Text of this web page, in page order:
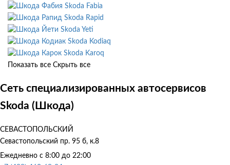
Skoda Fabia
Skoda Rapid
Skoda Yeti
Skoda Kodiaq
Skoda Karoq
Показать все Скрыть все
Сеть специализированных автосервисов
Skoda (Шкода)
СЕВАСТОПОЛЬСКИЙ
Севастопольский пр. 95 б, к.8
Ежедневно с 8:00 до 22:00